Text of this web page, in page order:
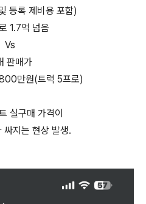
등록 제비용 포함)
1.7억 넘음
Vs
판매가
만원(트럭 5프로)
실구매 가격이
싸지는 현상 발생.